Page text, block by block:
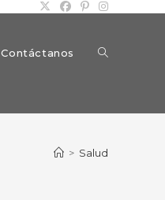
Contáctanos Alternar
> Salud